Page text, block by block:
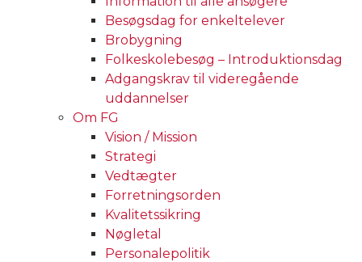
Besøgsdag for enkeltelever
Brobygning
Folkeskolebesøg – Introduktionsdag
Adgangskrav til videregående
uddannelser
Om FG
Vision / Mission
Strategi
Vedtægter
Forretningsorden
Kvalitetssikring
Nøgletal
Personalepolitik